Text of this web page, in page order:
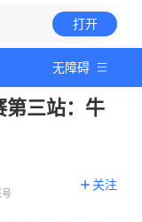
打开
无障碍
三站：牛
关注